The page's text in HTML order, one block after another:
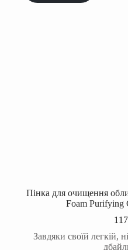
Пінка для очищення
Foam Purifying
Завдяки своїй легкій,